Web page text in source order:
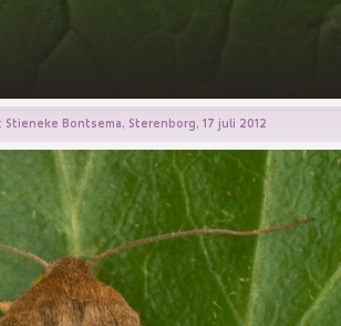
Stieneke Bontsema, Sterenborg, 17 juli 2012